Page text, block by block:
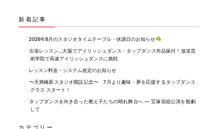
b
o
o
k
新着記事
2026年8月のスタジオタイムテーブル・休講日のお知らせ☘️
出張レッスン…大阪でアイリッシュダンス・タップダンス作品振付！放送芸
術学院で高速アイリッシュダンスに挑戦
レッスン料金・システム改定のお知らせ
〜天満橋新スタジオ開設記念〜 7月より趣味・夢を応援するタップダンス
クラス スタート！
タップダンスを向き合った教え子たちの晴れ舞台へ ― 宝塚宙組公演を観劇
して
カテゴリー